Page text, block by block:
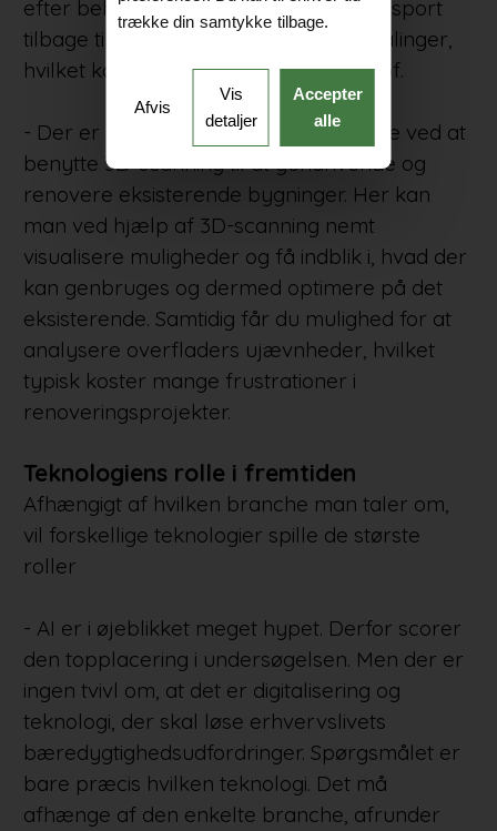
efter behov. Dermed sparer man transport
tilbage til pladsen for yderligere opmålinger,
hvilket koster både timer og brændstof.
- Der er desuden mange point at hente ved at
benytte 3D-scanning til at genanvende og
renovere eksisterende bygninger. Her kan
man ved hjælp af 3D-scanning nemt
visualisere muligheder og få indblik i, hvad der
kan genbruges og dermed optimere på det
eksisterende. Samtidig får du mulighed for at
analysere overfladers ujævnheder, hvilket
typisk koster mange frustrationer i
renoveringsprojekter.
Teknologiens rolle i fremtiden
Afhængigt af hvilken branche man taler om,
vil forskellige teknologier spille de største
roller
- AI er i øjeblikket meget hypet. Derfor scorer
den topplacering i undersøgelsen. Men der er
ingen tvivl om, at det er digitalisering og
teknologi, der skal løse erhvervslivets
bæredygtighedsudfordringer. Spørgsmålet er
bare præcis hvilken teknologi. Det må
afhænge af den enkelte branche, afrunder
trække din samtykke tilbage.
Afvis
Vis
detaljer
Accepter
alle